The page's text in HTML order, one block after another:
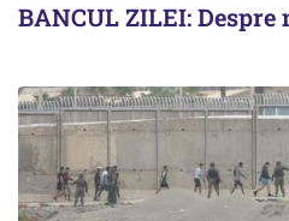
BANCUL ZILEI: Despre